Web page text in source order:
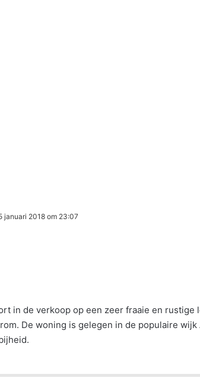
januari 2018 om 23:07
in de verkoop op een zeer fraaie en rustige
De woning is gelegen in de populaire